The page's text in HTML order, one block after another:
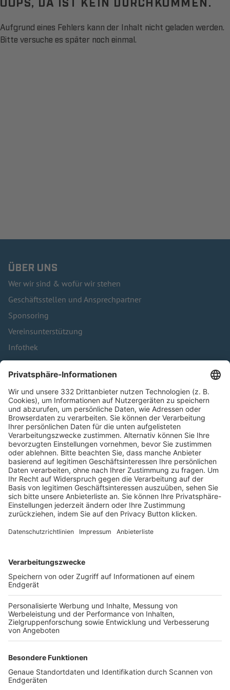
Aufgrund eines Fehlers kann der Inhalt nicht geladen werden.
Bitte versuche es später noch einmal.
ÜBER UNS
Wer wir sind & wofür wir stehen
Geschäftsstellen und Ansprechpartner
Sponsoring
Vereinsunterstützung
Infothek
Kontakt
HÄUFIG BESUCHTE SEITEN
Pässe und Vereinswechsel
Trainerausbildung
Schulungsangebot Vereinsmitarbeiter
BFV-Geschäftsstellen
Trainerbörse
Login SpielPlus
FOLGE DEM BFV
TOP-VEREINE
TOP-PARTNER